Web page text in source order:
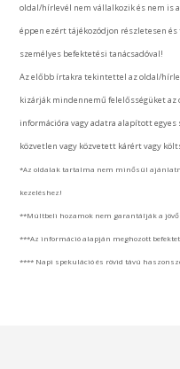
oldal/hírlevél nem vállalkozik és nem is
éppen ezért tájékozódjon részletesen
személyes befektetési tanácsadóval!
Az előbb írtakra tekintettel az oldal/
kizárják mindennemű felelősségüket
információra vagy adatra alapított
közvetlen vagy közvetett kárért vagy
*Az oldalak tartalma nem minősül
kezeléshez!
**Múltbeli hozamok nem garantálják a
***Az információ alapján meghozott
**** Napi spekuláció és rövid távú